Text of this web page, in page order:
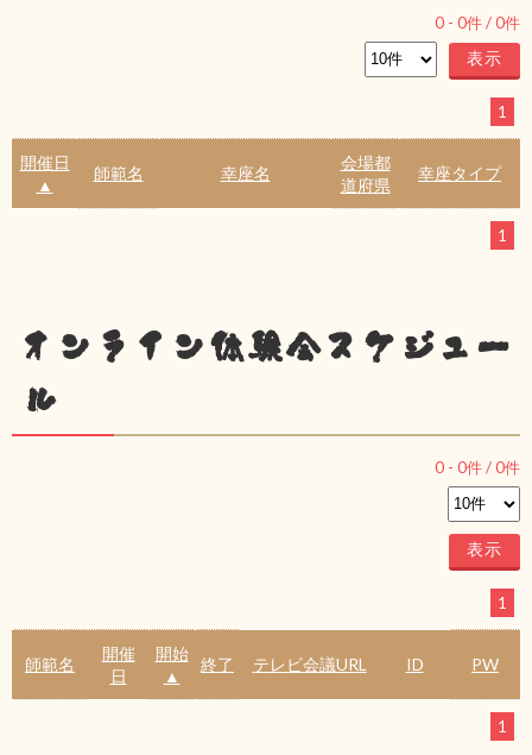
0 - 0件 /0件
1
開催日
▲
師範名 幸座名
会場都
道府県
幸座タイプ
1
オンライン体験会スケジュー
ル
0 - 0件 /0件
1
師範名
開催
日
開始
▲
終了 テレビ会議URL ID PW
1